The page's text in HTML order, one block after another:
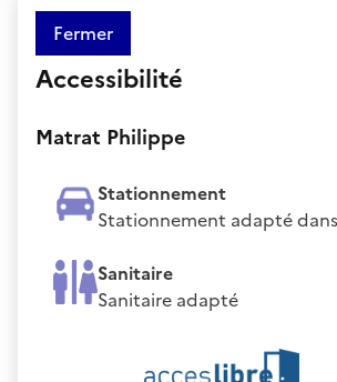
Fermer
Accessibilité
Matrat Philippe
Stationnement
Stationnement adapté
Sanitaire
Sanitaire adapté